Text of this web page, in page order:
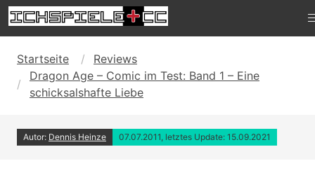
Startseite
Reviews
Dragon Age – Comic im Test: Band 1 – Eine
schicksalshafte Liebe
Autor: Dennis Heinze 07.07.2011, letztes Update: 15.09.2021